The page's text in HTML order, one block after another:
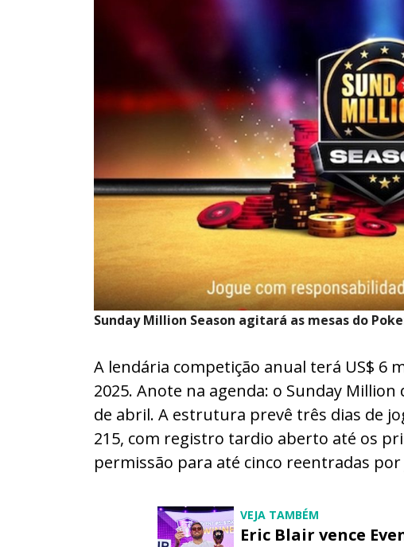
Sunday Million Season agitará as mesas do
A lendária competição anual terá US$ 6
2025. Anote na agenda: o Sunday
de abril. A estrutura prevê três dias de
215, com registro tardio aberto até os
permissão para até cinco reentradas
VEJA TAMBÉM
Eric Blair vence